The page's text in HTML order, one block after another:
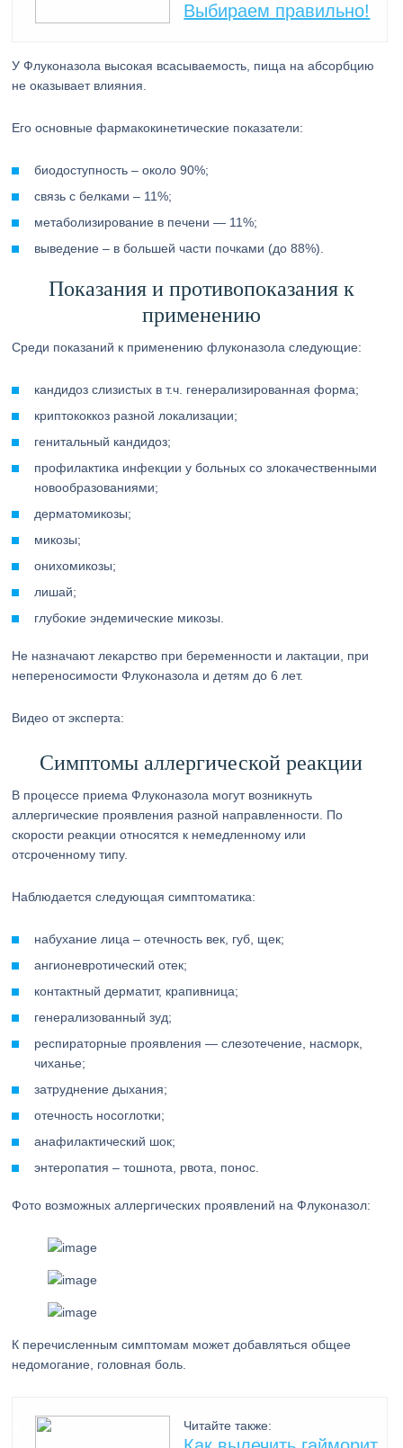
Выбираем правильно!
У Флуконазола высокая всасываемость, пища на абсорбцию
не оказывает влияния.
Его основные фармакокинетические показатели:
биодоступность – около 90%;
связь с белками – 11%;
метаболизирование в печени — 11%;
выведение – в большей части почками (до 88%).
Показания и противопоказания к
применению
Среди показаний к применению флуконазола следующие:
кандидоз слизистых в т.ч. генерализированная форма;
криптококкоз разной локализации;
генитальный кандидоз;
профилактика инфекции у больных со злокачественными
новообразованиями;
дерматомикозы;
микозы;
онихомикозы;
лишай;
глубокие эндемические микозы.
Не назначают лекарство при беременности и лактации, при
непереносимости Флуконазола и детям до 6 лет.
Видео от эксперта:
Симптомы аллергической реакции
В процессе приема Флуконазола могут возникнуть
аллергические проявления разной направленности. По
скорости реакции относятся к немедленному или
отсроченному типу.
Наблюдается следующая симптоматика:
набухание лица – отечность век, губ, щек;
ангионевротический отек;
контактный дерматит, крапивница;
генерализованный зуд;
респираторные проявления — слезотечение, насморк,
чиханье;
затруднение дыхания;
отечность носоглотки;
анафилактический шок;
энтеропатия – тошнота, рвота, понос.
Фото возможных аллергических проявлений на Флуконазол:
К перечисленным симптомам может добавляться общее
недомогание, головная боль.
Читайте также: